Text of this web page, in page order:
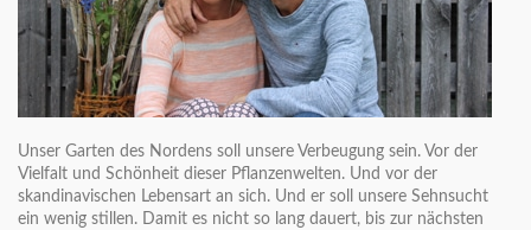
Unser Garten des Nordens soll unsere Verbeugung sein. Vor der
Vielfalt und Schönheit dieser Pflanzenwelten. Und vor der
skandinavischen Lebensart an sich. Und er soll unsere Sehnsucht
ein wenig stillen. Damit es nicht so lang dauert, bis zur nächsten